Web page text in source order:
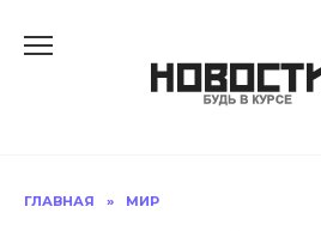
ГЛАВНАЯ » МИР